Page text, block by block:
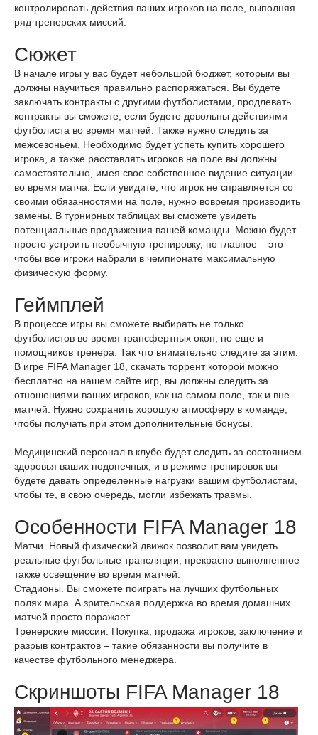
контролировать действия ваших игроков на поле, выполняя
ряд тренерских миссий.
Сюжет
В начале игры у вас будет небольшой бюджет, которым вы
должны научиться правильно распоряжаться. Вы будете
заключать контракты с другими футболистами, продлевать
контракты вы сможете, если будете довольны действиями
футболиста во время матчей. Также нужно следить за
межсезоньем. Необходимо будет успеть купить хорошего
игрока, а также расставлять игроков на поле вы должны
самостоятельно, имея свое собственное видение ситуации
во время матча. Если увидите, что игрок не справляется со
своими обязанностями на поле, нужно вовремя производить
замены. В турнирных таблицах вы сможете увидеть
потенциальные продвижения вашей команды. Можно будет
просто устроить необычную тренировку, но главное – это
чтобы все игроки набрали в чемпионате максимальную
физическую форму.
Геймплей
В процессе игры вы сможете выбирать не только
футболистов во время трансфертных окон, но еще и
помощников тренера. Так что внимательно следите за этим.
В игре FIFA Manager 18, скачать торрент которой можно
бесплатно на нашем сайте игр, вы должны следить за
отношениями ваших игроков, как на самом поле, так и вне
матчей. Нужно сохранить хорошую атмосферу в команде,
чтобы получать при этом дополнительные бонусы.
Медицинский персонал в клубе будет следить за состоянием
здоровья ваших подопечных, и в режиме тренировок вы
будете давать определенные нагрузки вашим футболистам,
чтобы те, в свою очередь, могли избежать травмы.
Особенности FIFA Manager 18
Матчи. Новый физический движок позволит вам увидеть
реальные футбольные трансляции, прекрасно выполненное
также освещение во время матчей.
Стадионы. Вы сможете поиграть на лучших футбольных
полях мира. А зрительская поддержка во время домашних
матчей просто поражает.
Тренерские миссии. Покупка, продажа игроков, заключение и
разрыв контрактов – такие обязанности вы получите в
качестве футбольного менеджера.
Скриншоты FIFA Manager 18